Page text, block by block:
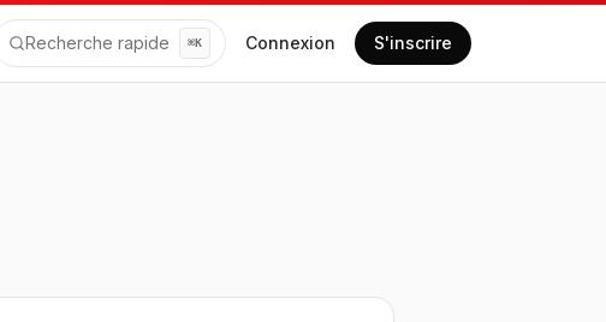
Recherche rapide ⌘K Connexion S'inscrire